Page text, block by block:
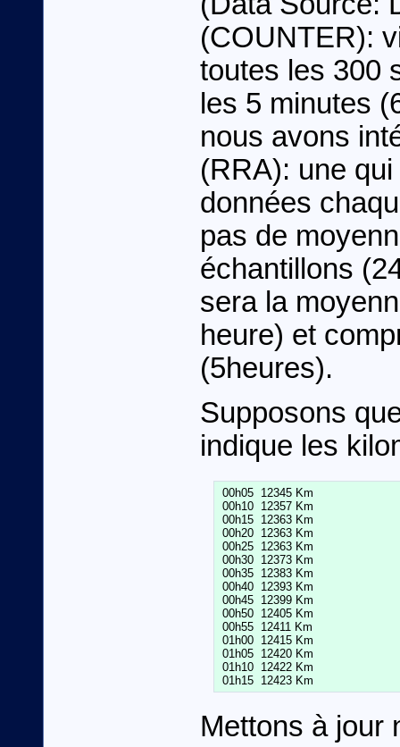
(COUNTER):
toutes les 300
les 5 minutes
nous avons
(RRA): une
données
pas de
échantillons
sera la
heure) et
(5heures).
Supposons
indique les
00h05  12345 Km
00h10  12357 Km
00h15  12363 Km
00h20  12363 Km
00h25  12363 Km
00h30  12373 Km
00h35  12383 Km
00h40  12393 Km
00h45  12399 Km
00h50  12405 Km
00h55  12411 Km
01h00  12415 Km
01h05  12420 Km
01h10  12422 Km
Mettons à jour